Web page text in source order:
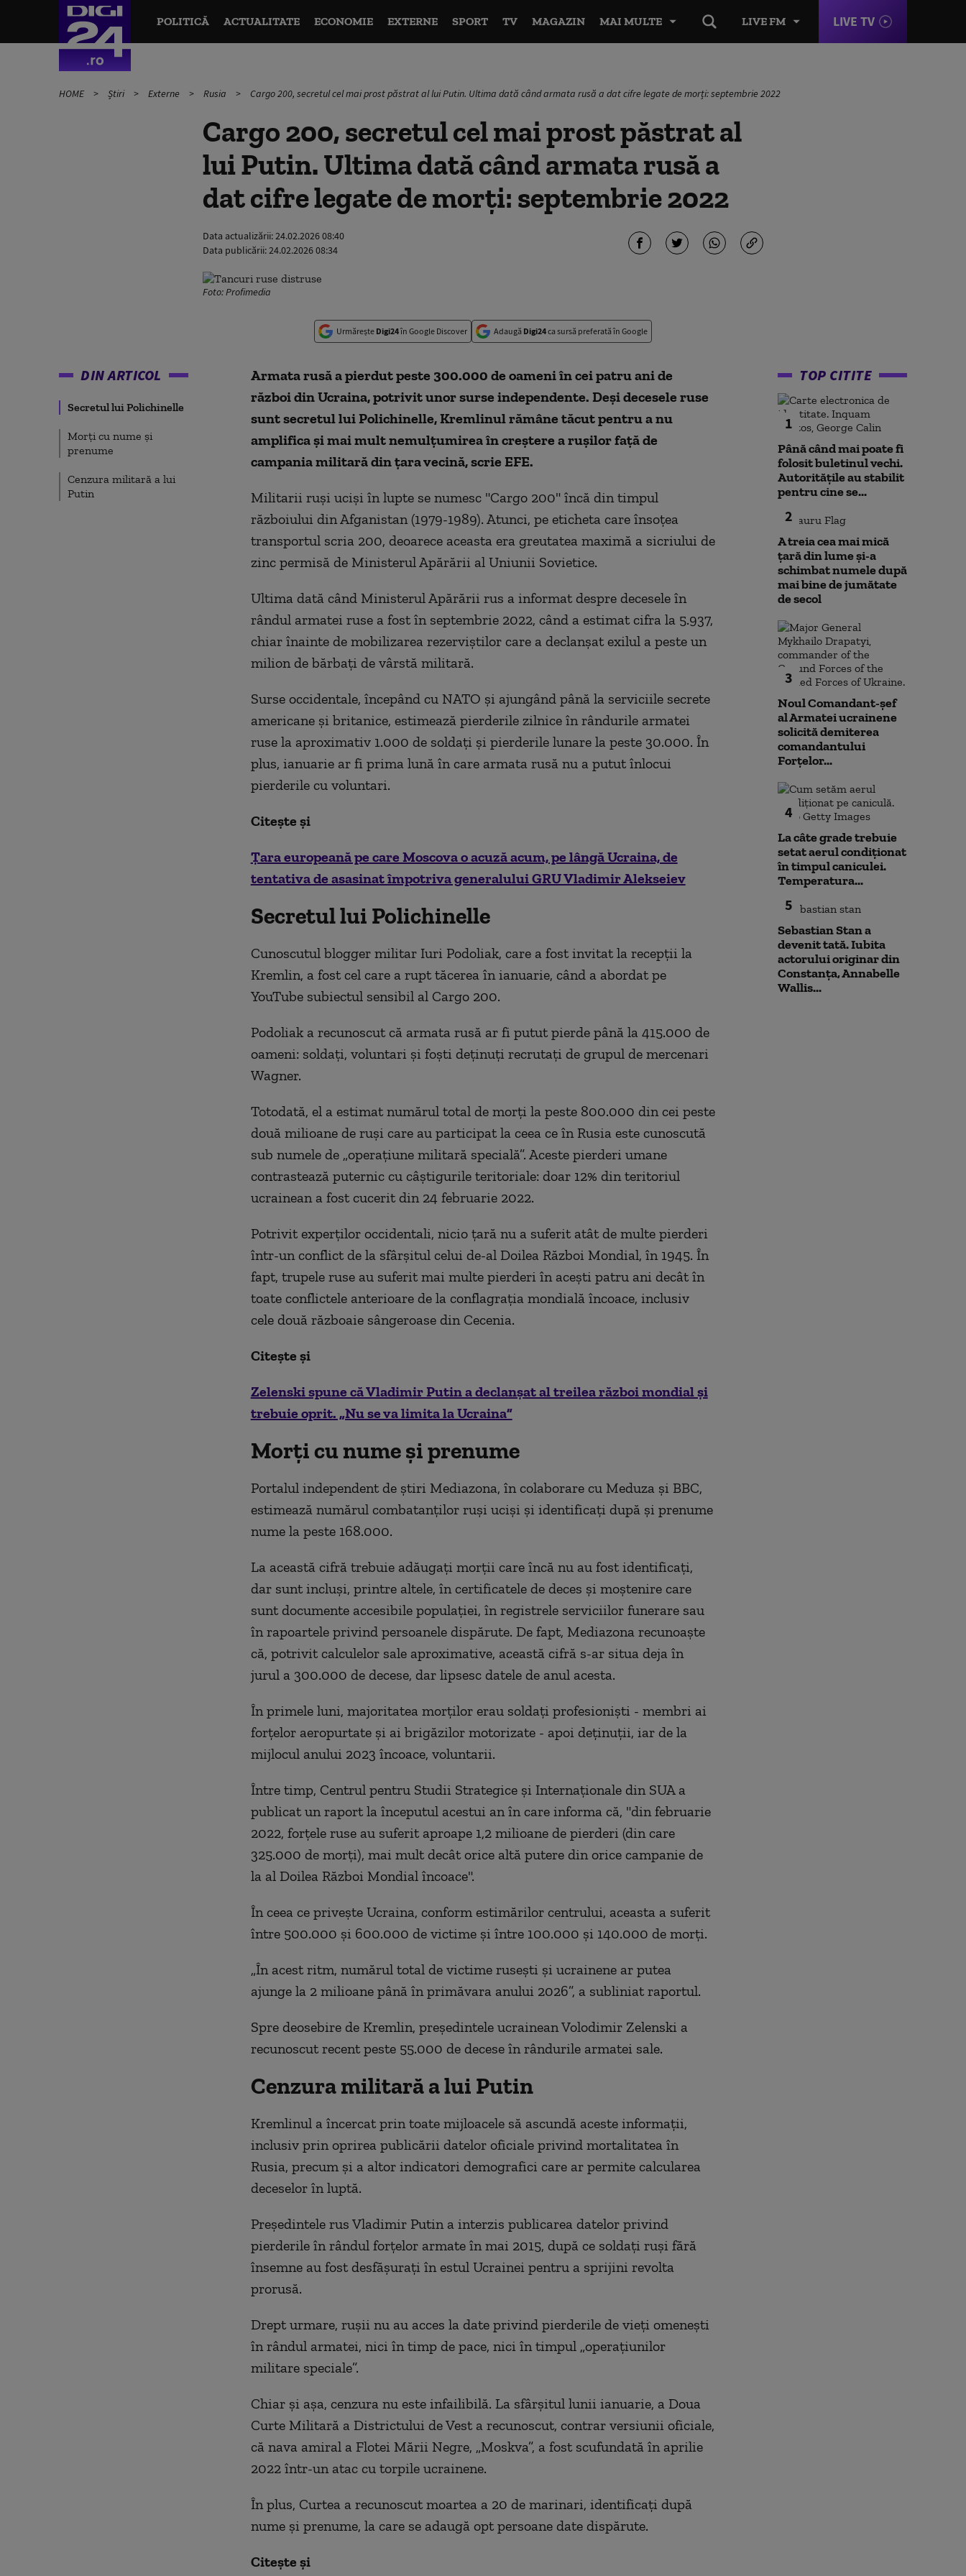
LIVE FM LIVE TV
POLITICĂ ACTUALITATE ECONOMIE EXTERNE SPORT TV MAGAZIN MAI MULTE
HOME Știri Externe Rusia Cargo 200, secretul cel mai prost păstrat al lui Putin. Ultima dată când armata rusă a dat cifre legate de morți: septembrie 2022
Cargo 200, secretul cel mai prost păstrat al
lui Putin. Ultima dată când armata rusă a
dat cifre legate de morți: septembrie 2022
Data actualizării:24.02.2026 08:40
Data publicării:24.02.2026 08:34
Foto: Profimedia
Urmărește Digi24în Google Discover Adaugă Digi24ca sursă preferată în Google
DIN ARTICOL
Secretul lui Polichinelle
Morţi cu nume şi
prenume
Cenzura militară a lui
Putin
Armata rusă a pierdut peste 300.000 de oameni în cei patru ani de
război din Ucraina, potrivit unor surse independente. Deşi decesele ruse
sunt secretul lui Polichinelle, Kremlinul rămâne tăcut pentru a nu
amplifica şi mai mult nemulţumirea în creştere a ruşilor faţă de
campania militară din ţara vecină, scrie EFE.
Militarii ruşi ucişi în lupte se numesc "Cargo 200" încă din timpul
războiului din Afganistan (1979-1989). Atunci, pe eticheta care însoţea
transportul scria 200, deoarece aceasta era greutatea maximă a sicriului de
zinc permisă de Ministerul Apărării al Uniunii Sovietice.
Ultima dată când Ministerul Apărării rus a informat despre decesele în
rândul armatei ruse a fost în septembrie 2022, când a estimat cifra la 5.937,
chiar înainte de mobilizarea rezerviştilor care a declanşat exilul a peste un
milion de bărbaţi de vârstă militară.
Surse occidentale, începând cu NATO şi ajungând până la serviciile secrete
americane şi britanice, estimează pierderile zilnice în rândurile armatei
ruse la aproximativ 1.000 de soldaţi şi pierderile lunare la peste 30.000. În
plus, ianuarie ar fi prima lună în care armata rusă nu a putut înlocui
pierderile cu voluntari.
Citește și
Țara europeană pe care Moscova o acuză acum, pe lângă Ucraina, de
tentativa de asasinat împotriva generalului GRU Vladimir Alekseiev
Secretul lui Polichinelle
Cunoscutul blogger militar Iuri Podoliak, care a fost invitat la recepţii la
Kremlin, a fost cel care a rupt tăcerea în ianuarie, când a abordat pe
YouTube subiectul sensibil al Cargo 200.
Podoliak a recunoscut că armata rusă ar fi putut pierde până la 415.000 de
oameni: soldaţi, voluntari şi foşti deţinuţi recrutaţi de grupul de mercenari
Wagner.
Totodată, el a estimat numărul total de morţi la peste 800.000 din cei peste
două milioane de ruşi care au participat la ceea ce în Rusia este cunoscută
sub numele de „operaţiune militară specială”. Aceste pierderi umane
contrastează puternic cu câştigurile teritoriale: doar 12% din teritoriul
ucrainean a fost cucerit din 24 februarie 2022.
Potrivit experţilor occidentali, nicio ţară nu a suferit atât de multe pierderi
într-un conflict de la sfârşitul celui de-al Doilea Război Mondial, în 1945. În
fapt, trupele ruse au suferit mai multe pierderi în aceşti patru ani decât în
toate conflictele anterioare de la conflagraţia mondială încoace, inclusiv
cele două războaie sângeroase din Cecenia.
Citește și
Zelenski spune că Vladimir Putin a declanşat al treilea război mondial şi
trebuie oprit. „Nu se va limita la Ucraina”
Morţi cu nume şi prenume
Portalul independent de ştiri Mediazona, în colaborare cu Meduza şi BBC,
estimează numărul combatanţilor ruşi ucişi şi identificaţi după şi prenume
nume la peste 168.000.
La această cifră trebuie adăugaţi morţii care încă nu au fost identificaţi,
dar sunt incluşi, printre altele, în certificatele de deces şi moştenire care
sunt documente accesibile populaţiei, în registrele serviciilor funerare sau
în rapoartele privind persoanele dispărute. De fapt, Mediazona recunoaşte
că, potrivit calculelor sale aproximative, această cifră s-ar situa deja în
jurul a 300.000 de decese, dar lipsesc datele de anul acesta.
În primele luni, majoritatea morţilor erau soldaţi profesionişti - membri ai
forţelor aeropurtate şi ai brigăzilor motorizate - apoi deţinuţii, iar de la
mijlocul anului 2023 încoace, voluntarii.
Între timp, Centrul pentru Studii Strategice şi Internaţionale din SUA a
publicat un raport la începutul acestui an în care informa că, "din februarie
2022, forţele ruse au suferit aproape 1,2 milioane de pierderi (din care
325.000 de morţi), mai mult decât orice altă putere din orice campanie de
la al Doilea Război Mondial încoace".
În ceea ce priveşte Ucraina, conform estimărilor centrului, aceasta a suferit
între 500.000 şi 600.000 de victime şi între 100.000 şi 140.000 de morţi.
„În acest ritm, numărul total de victime ruseşti şi ucrainene ar putea
ajunge la 2 milioane până în primăvara anului 2026”, a subliniat raportul.
Spre deosebire de Kremlin, preşedintele ucrainean Volodimir Zelenski a
recunoscut recent peste 55.000 de decese în rândurile armatei sale.
Cenzura militară a lui Putin
Kremlinul a încercat prin toate mijloacele să ascundă aceste informaţii,
inclusiv prin oprirea publicării datelor oficiale privind mortalitatea în
Rusia, precum şi a altor indicatori demografici care ar permite calcularea
deceselor în luptă.
Preşedintele rus Vladimir Putin a interzis publicarea datelor privind
pierderile în rândul forţelor armate în mai 2015, după ce soldaţi ruşi fără
însemne au fost desfăşuraţi în estul Ucrainei pentru a sprijini revolta
prorusă.
Drept urmare, ruşii nu au acces la date privind pierderile de vieţi omeneşti
în rândul armatei, nici în timp de pace, nici în timpul „operaţiunilor
militare speciale”.
Chiar şi aşa, cenzura nu este infailibilă. La sfârşitul lunii ianuarie, a Doua
Curte Militară a Districtului de Vest a recunoscut, contrar versiunii oficiale,
că nava amiral a Flotei Mării Negre, „Moskva”, a fost scufundată în aprilie
2022 într-un atac cu torpile ucrainene.
În plus, Curtea a recunoscut moartea a 20 de marinari, identificaţi după
nume şi prenume, la care se adaugă opt persoane date dispărute.
Citește și
TOP CITITE
1
Până când mai poate fi
folosit buletinul vechi.
Autoritățile au stabilit
pentru cine se...
2
A treia cea mai mică
țară din lume și-a
schimbat numele după
mai bine de jumătate
de secol
3
Noul Comandant-șef
al Armatei ucrainene
solicită demiterea
comandantului
Forțelor...
4
La câte grade trebuie
setat aerul condiționat
în timpul caniculei.
Temperatura...
5
Sebastian Stan a
devenit tată. Iubita
actorului originar din
Constanța, Annabelle
Wallis...